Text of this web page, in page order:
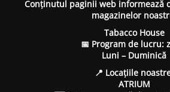
Conținutul paginii web informează
magazinelor
Tabacco House
📅 Program de lucru:
Luni – Duminică
📍 Locațiile
ATRIUM